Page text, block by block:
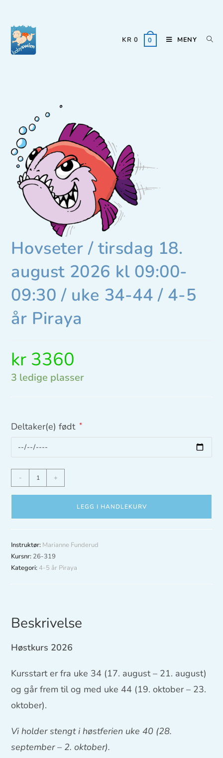
KR 0 0 MENY
Hovseter / tirsdag 18.
august 2026 kl 09:00-
09:30 / uke 34-44 / 4-5
år Piraya
kr 3360
3 ledige plasser
Deltaker(e) født *
- +
LEGG I HANDLEKURV
Instruktør: Marianne Funderud
Kursnr: 26-319
Kategori:4-5 år Piraya
Beskrivelse
Høstkurs 2026
Kursstart er fra uke 34 (17. august – 21. august)
og går frem til og med uke 44 (19. oktober – 23.
oktober).
Vi holder stengt i høstferien uke 40 (28.
september – 2. oktober).